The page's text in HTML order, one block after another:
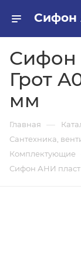
Сифон
Грот
мм
Главная —
Сантехника,
Комплектующие
Сифон АНИ пласт